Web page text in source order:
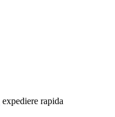
expediere rapida